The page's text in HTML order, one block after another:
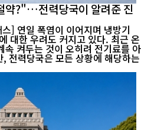
약?"…전력당국이 알려준 진
대한 우려도 커지고 있다. 최근 온
켜두는 것이 오히려 전기료를 아
전력당국은 모든 상황에 해당하는